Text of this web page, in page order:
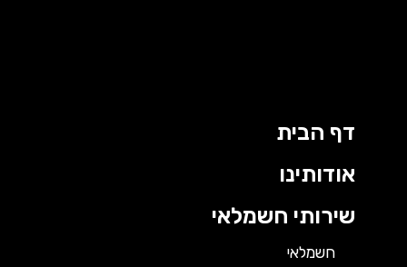
דף הבית
אודותינו
שירותי חשמלאי
חשמלאי